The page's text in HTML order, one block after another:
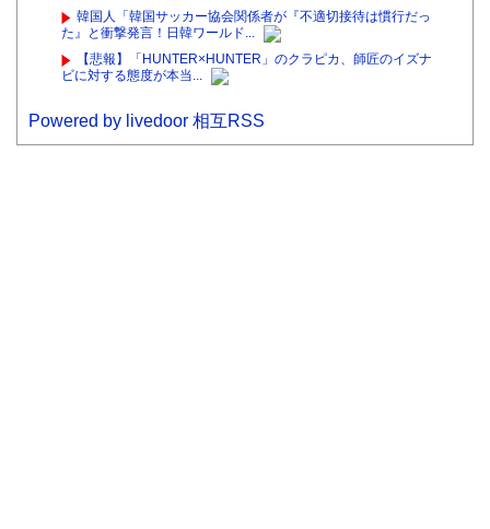
韓国人「韓国サッカー協会関係者が『不適切接待は慣行だっ
た』と衝撃発言！日韓ワールド...
【悲報】「HUNTER×HUNTER」のクラピカ、師匠のイズナ
ビに対する態度が本当...
Powered by livedoor 相互RSS